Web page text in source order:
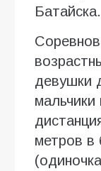
Батайска.
девушки
метров в